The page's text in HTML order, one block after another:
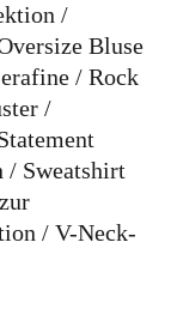
Bluse
Rock
Sweatshirt
V-Neck-